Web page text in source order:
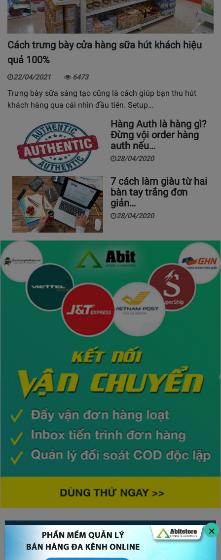
×
Cách trưng bày cửa hàng sữa hút khách hiệu
quả 100%
22/04/2021 6473
Trưng bày sữa sáng tạo cũng là cách giúp bạn thu hút
khách hàng qua cái nhìn đầu tiên. Setup…
Hàng Auth là hàng gì?
Đừng vội order hàng
auth nếu…
28/04/2020
7 cách làm giàu từ hai
bàn tay trắng đơn
giản…
28/04/2020
CHỦ ĐỀ HOT